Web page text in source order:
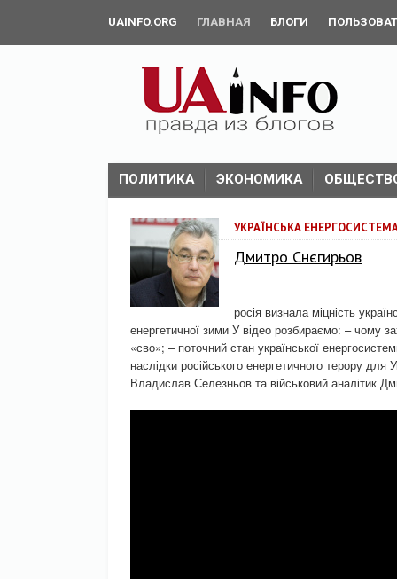
UAINFO.ORG ГЛАВНАЯ БЛОГИ
ПОЛИТИКА ЭКОНОМИКА
УКРАЇНСЬКА
Дмитро Снєгирьов
росія визнала міцність
енергетичної зими У відео розбираємо: – чому
«сво»; – поточний стан української
наслідки російського енергетичного терору
Владислав Селезньов та військовий аналітик